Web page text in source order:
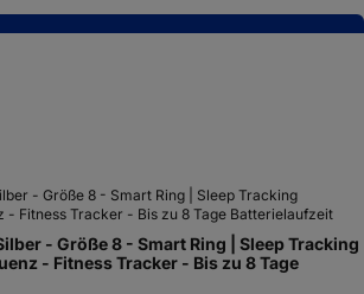
- Größe 8 - Smart Ring | Sleep Tracking
- Fitness Tracker - Bis zu 8 Tage